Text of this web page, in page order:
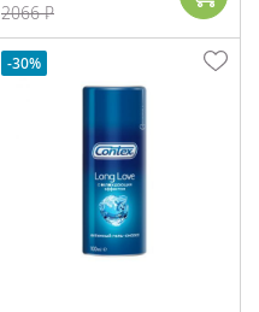
2066 ₽
-30%